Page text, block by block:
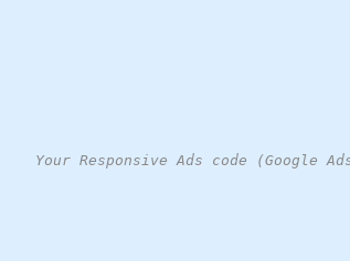
Your Responsive Ads code (Google